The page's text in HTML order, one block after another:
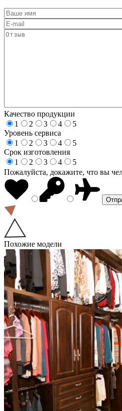
Качество продукции
1
2 3 4
5
Уровень сервиса
1
2 3 4
5
Срок изготовления
1
2 3 4
5
Пожалуйста, докажите, что вы
Похожие модели